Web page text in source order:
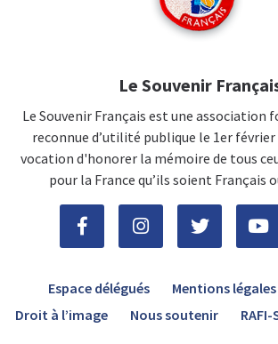
Le Souvenir
Le Souvenir Français est une association
reconnue d’utilité publique le 1er février
vocation d'honorer la mémoire de tous
pour la France qu’ils soient Français
Espace délégués Mentions légales
Droit à l’image
Nous soutenir RAFI-